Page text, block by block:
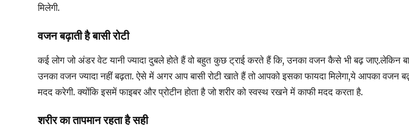
मिलेगी.
वजन बढ़ाती है बासी रोटी
कई लोग जो अंडर वेट यानी ज्यादा दुबले होते हैं वो बहुत कुछ ट्राई करते हैं कि, उनका वजन कैसे भी बढ़ जाए.लेकिन
उनका वजन ज्यादा नहीं बढ़ता. ऐसे में अगर आप बासी रोटी खाते हैं तो आपको इसका फायदा मिलेगा,ये आपका वजन
मदद करेगी. क्योंकि इसमें फाइबर और प्रोटीन होता है जो शरीर को स्वस्थ रखने में काफी मदद करता है.
शरीर का तापमान रहता है सही